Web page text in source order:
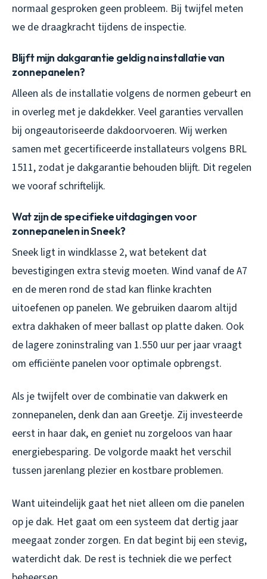
normaal gesproken geen probleem. Bij twijfel meten
we de draagkracht tijdens de inspectie.
Blijft mijn dakgarantie geldig na installatie van
zonnepanelen?
Alleen als de installatie volgens de normen gebeurt en
in overleg met je dakdekker. Veel garanties vervallen
bij ongeautoriseerde dakdoorvoeren. Wij werken
samen met gecertificeerde installateurs volgens BRL
1511, zodat je dakgarantie behouden blijft. Dit regelen
we vooraf schriftelijk.
Wat zijn de specifieke uitdagingen voor
zonnepanelen in Sneek?
Sneek ligt in windklasse 2, wat betekent dat
bevestigingen extra stevig moeten. Wind vanaf de A7
en de meren rond de stad kan flinke krachten
uitoefenen op panelen. We gebruiken daarom altijd
extra dakhaken of meer ballast op platte daken. Ook
de lagere zoninstraling van 1.550 uur per jaar vraagt
om efficiënte panelen voor optimale opbrengst.
Als je twijfelt over de combinatie van dakwerk en
zonnepanelen, denk dan aan Greetje. Zij investeerde
eerst in haar dak, en geniet nu zorgeloos van haar
energiebesparing. De volgorde maakt het verschil
tussen jarenlang plezier en kostbare problemen.
Want uiteindelijk gaat het niet alleen om die panelen
op je dak. Het gaat om een systeem dat dertig jaar
meegaat zonder zorgen. En dat begint bij een stevig,
waterdicht dak. De rest is techniek die we perfect